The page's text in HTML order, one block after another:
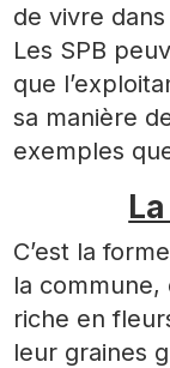
de vivre
Les SPB
que
sa manière
exemples
C’est la
la
riche en
leur graines